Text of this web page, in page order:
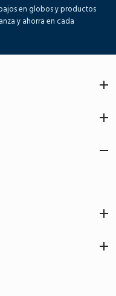
en globos y productos
y ahorra en cada